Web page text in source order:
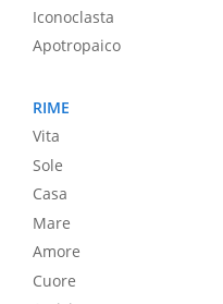
Iconoclasta
Apotropaico
RIME
Vita
Sole
Casa
Mare
Amore
Cuore